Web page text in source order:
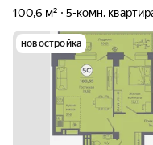
100,6 м²
5-комн.
новостройка